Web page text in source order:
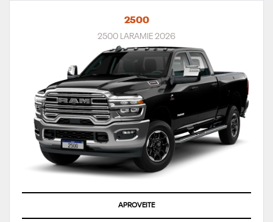
2500
2500 LARAMIE 2026
APROVEITE